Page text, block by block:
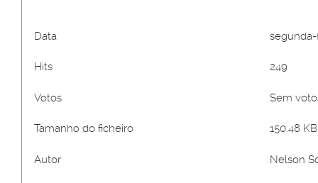
Data segunda-
Hits 249
Votos Sem
Tamanho do ficheiro 150.48
Autor Nelson